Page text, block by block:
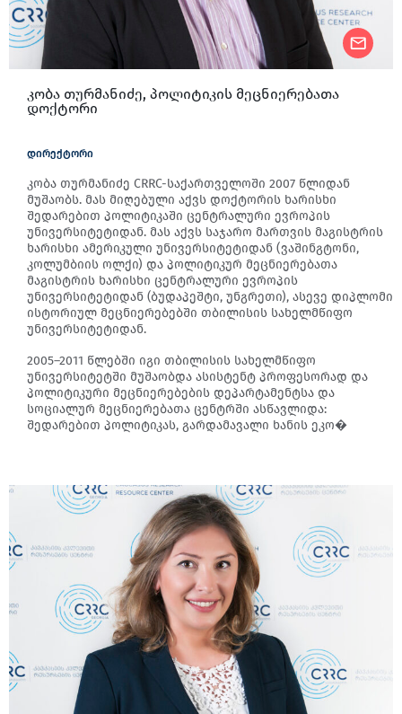
კობა თურმანიძე, პოლიტიკის მეცნიერებათა
დოქტორი
დირექტორი
კობა თურმანიძე CRRC-საქართველოში 2007 წლიდან
მუშაობს. მას მიღებული აქვს დოქტორის ხარისხი
შედარებით პოლიტიკაში ცენტრალური ევროპის
უნივერსიტეტიდან. მას აქვს საჯარო მართვის მაგისტრის
ხარისხი ამერიკული უნივერსიტეტიდან (ვაშინგტონი,
კოლუმბიის ოლქი) და პოლიტიკურ მეცნიერებათა
მაგისტრის ხარისხი ცენტრალური ევროპის
უნივერსიტეტიდან (ბუდაპეშტი, უნგრეთი), ასევე დიპლომი
ისტორიულ მეცნიერებებში თბილისის სახელმწიფო
უნივერსიტეტიდან.
2005–2011 წლებში იგი თბილისის სახელმწიფო
უნივერსიტეტში მუშაობდა ასისტენტ პროფესორად და
პოლიტიკური მეცნიერებების დეპარტამენტსა და
სოციალურ მეცნიერებათა ცენტრში ასწავლიდა:
შედარებით პოლიტიკას, გარდამავალი ხანის ეკო�